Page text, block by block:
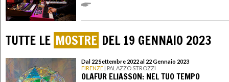
TUTTE LE MOSTRE DEL 19 GENNAIO 2023
Dal 22 Settembre 2022 al 22 Gennaio 2023
FIRENZE | PALAZZO STROZZI
OLAFUR ELIASSON: NEL TUO TEMPO